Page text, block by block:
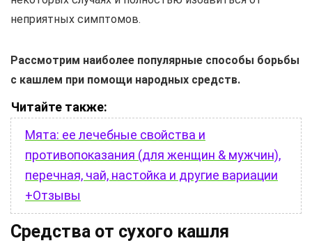
неприятных симптомов.
Рассмотрим наиболее популярные способы борьбы
с кашлем при помощи народных средств.
Читайте также:
Мята: ее лечебные свойства и
противопоказания (для женщин & мужчин),
перечная, чай, настойка и другие вариации
+Отзывы
Средства от сухого кашля